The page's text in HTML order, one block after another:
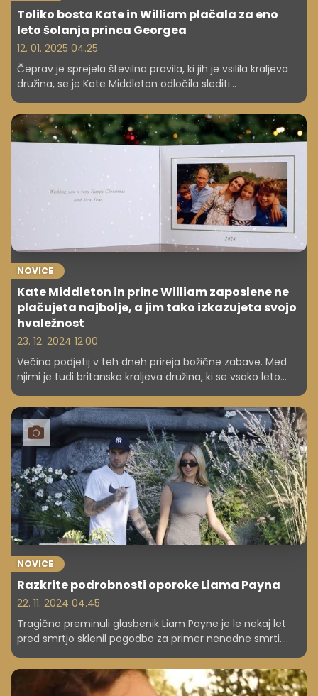
Toliko bosta Kate in William plačala za eno
leto šolanja princa Georgea
12. 01. 2025 04.25
Čeprav je sprejela številna pravila, ki jih je vsilila kraljeva
družina, se je Kate Middleton odločila slediti
da niso najboljša izbira za njene otroke. To velja tudi
glede šolanja njenih treh otrok.
NOVICE
Kate Middleton in princ William zaposlene ne
plačujeta najbolje, a jim tako izkazujeta svojo
hvaležnost
23. 12. 2024 12.00
Večina podjetij v teh dneh prireja božične zabave. Med
njimi je tudi britanska kraljeva družina, ki se vsako leto
delo.
NOVICE
Razkrite podrobnosti oporoke Liama Payna
22. 11. 2024 04.45
Tragično preminuli glasbenik Liam Payne je le nekaj let
pred smrtjo sklenil pogodbo za primer nenadne smrti.